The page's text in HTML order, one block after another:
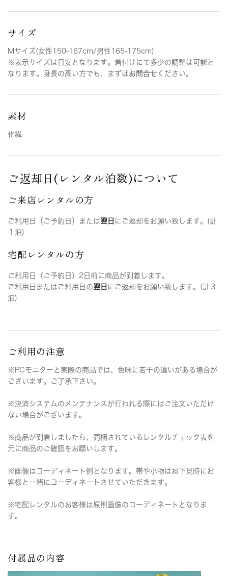
サイズ
Mサイズ(女性150-167cm/男性165-175cm)
※表示サイズは目安となります。着付けにて多少の調整は可能と
なります。身長の高い方でも、まずはお問合せ ください。
素材
化繊
ご返却日(レンタル泊数)について
ご来店レンタルの方
ご利用日（ご予約日）または翌日 にご返却をお願い致します。(計
１泊)
宅配レンタルの方
ご利用日（ご予約日）2日前に商品が到着します。
ご利用日またはご利用日の翌日 にご返却をお願い致します。(計３
泊)
ご利用の注意
※PCモニターと実際の商品では、色味に若干の違いがある場合が
ございます。ご了承下さい。
※決済システムのメンテナンスが行われる際にはご注文いただけ
ない場合がございます。
※商品が到着しましたら、同梱されているレンタルチェック表を
元に商品のご確認をお願いします。
※画像はコーディネート例となります。帯や小物はお下見時にお
客様と一緒にコーディネートさせていただきます。
※宅配レンタルのお客様は原則画像のコーディネートとなりま
す。
付属品の内容